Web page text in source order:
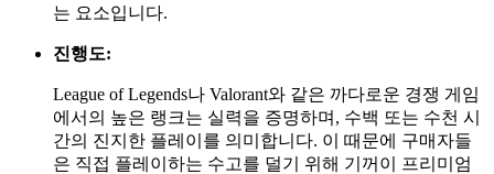
는 요소입니다.
진행도:
League of Legends나 Valorant와 같은 까다로운 경쟁 게임
에서의 높은 랭크는 실력을 증명하며, 수백 또는 수천 시
간의 진지한 플레이를 의미합니다. 이 때문에 구매자들
은 직접 플레이하는 수고를 덜기 위해 기꺼이 프리미엄